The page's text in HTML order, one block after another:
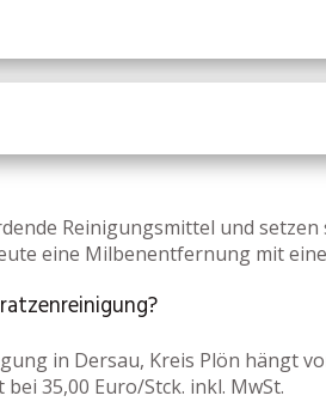
Reinigungsmittel und
eine Milbenentfernung mit
in Dersau, Kreis Plön hängt
35,00 Euro/Stck. inkl. MwSt.